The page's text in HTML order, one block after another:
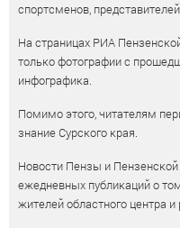
спортсменов,
На страницах РИА
только фотографии с
инфографика.
Помимо этого, читателям
знание Сурского края.
Новости Пензы и Пензенской
ежедневных публикаций о
жителей областного центра и